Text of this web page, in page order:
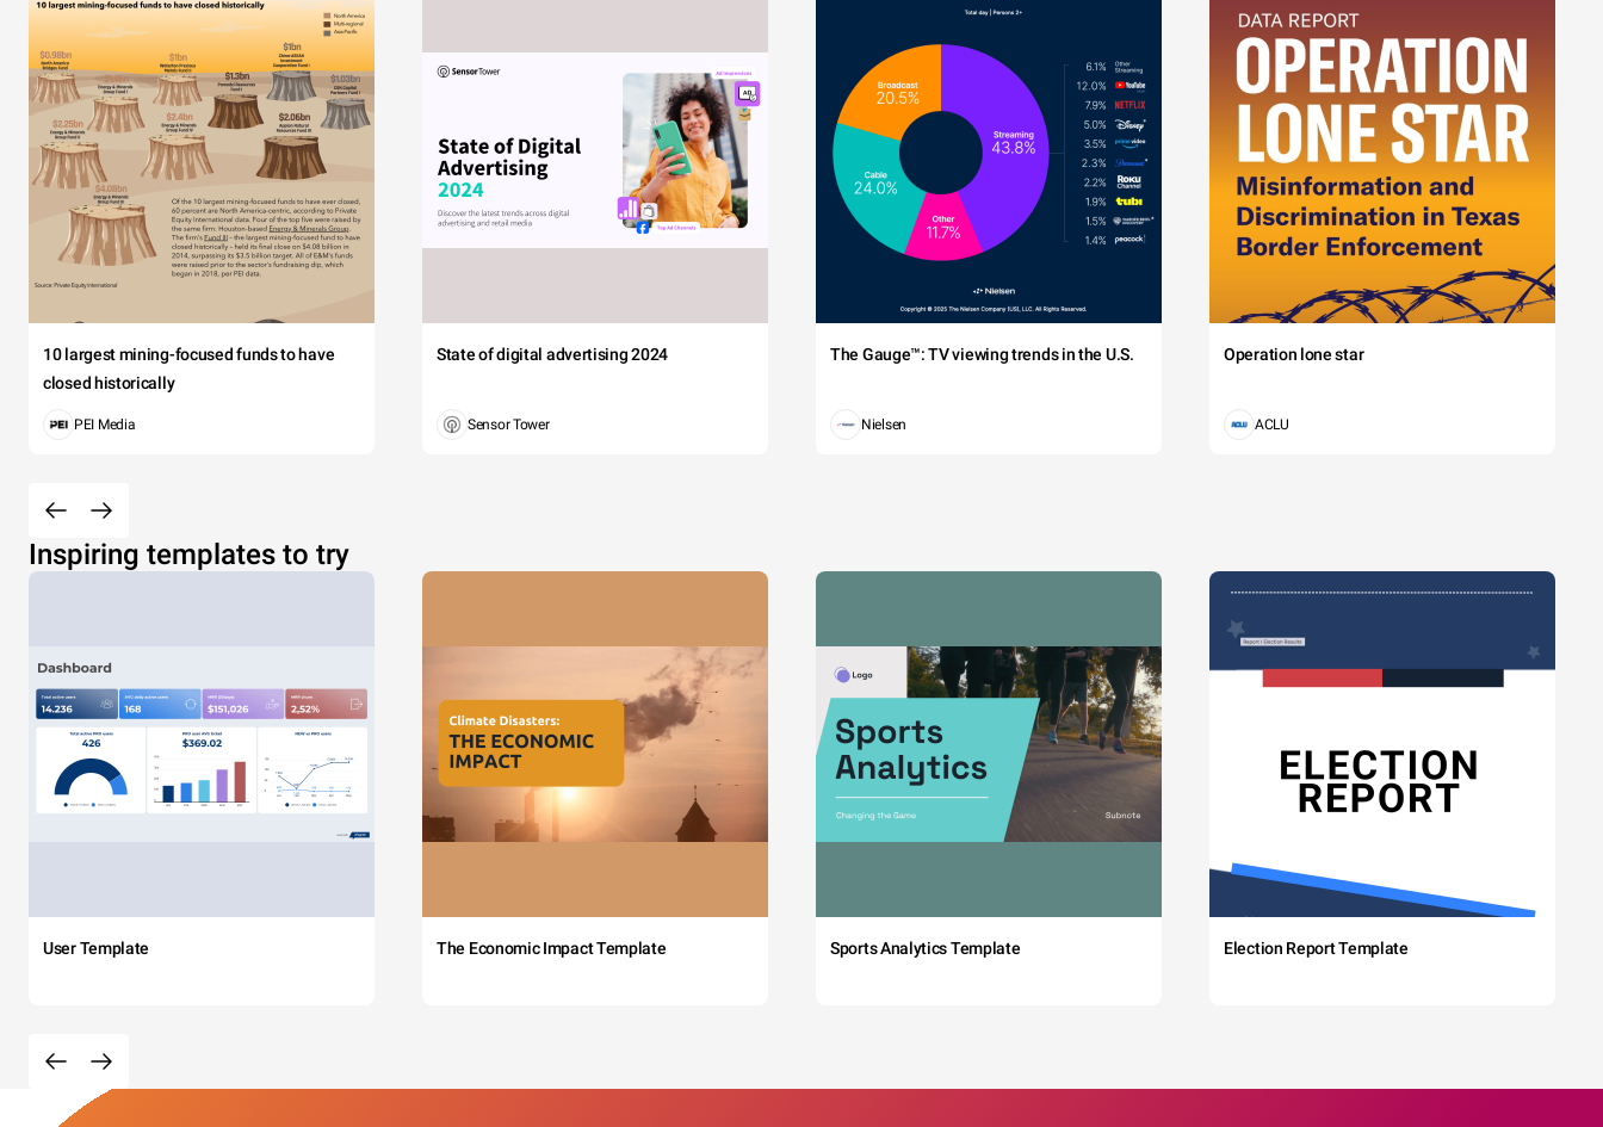
10 largest mining-focused funds to have
closed historically
PEI Media
State of digital advertising 2024
Sensor Tower
The Gauge™: TV viewing trends in the U.S.
Nielsen
Operation lone star
ACLU
Inspiring templates to try
User Template The Economic Impact Template Sports Analytics Template Election Report Template